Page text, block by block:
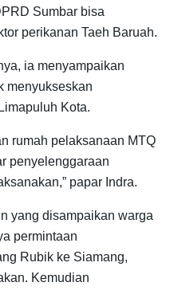
Sumbar bisa
perikanan Taeh Baruah.
ia menyampaikan
menyukseskan
Kota.
rumah pelaksanaan MTQ
penyelenggaraan
papar Indra.
yang disampaikan warga
permintaan
Rubik ke Siamang,
Kemudian